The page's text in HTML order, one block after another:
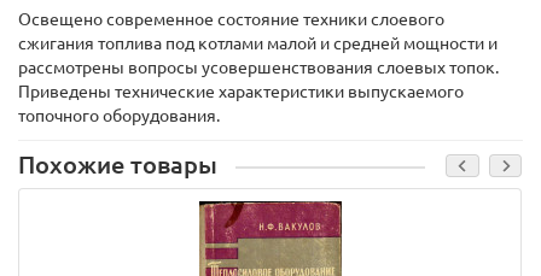
Освещено современное состояние техники слоевого
сжигания топлива под котлами малой и средней мощности и
рассмотрены вопросы усовершенствования слоевых топок.
Приведены технические характеристики выпускаемого
топочного оборудования.
Похожие товары